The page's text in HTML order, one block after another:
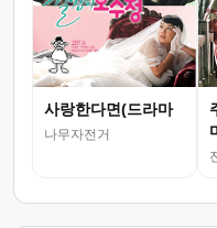
사랑한다면(드라마
나무자전거